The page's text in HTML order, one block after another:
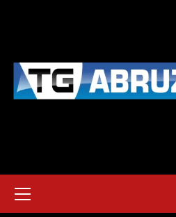
principale